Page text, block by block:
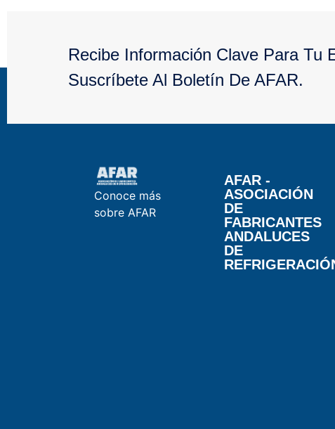
Recibe Información Clave Para Tu
Suscríbete Al Boletín De AFAR.
Conoce más
sobre AFAR
AFAR -
ASOCIACIÓN
DE
FABRICANTES
ANDALUCES
DE